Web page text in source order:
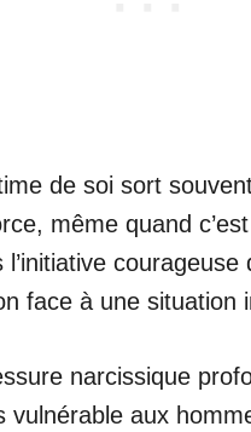
de soi sort
même quand
l’initiative courageuse
face à une situation
narcissique
vulnérable aux